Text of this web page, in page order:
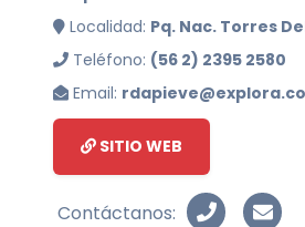
Localidad: Pq. Nac. Torres
Teléfono: (56 2) 2395 2580
Email:
SITIO WEB
Contáctanos: